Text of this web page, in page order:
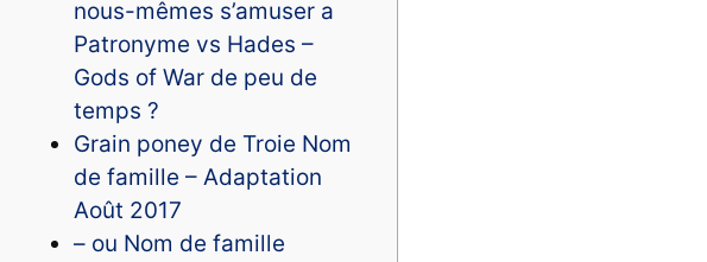
nous-mêmes s’amuser a
Patronyme vs Hades –
Gods of War de peu de
temps ?
Grain poney de Troie Nom
de famille – Adaptation
Août 2017
– ou Nom de famille